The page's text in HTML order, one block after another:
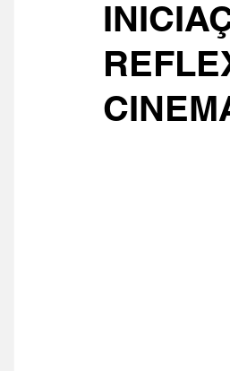
CINECLUBE DAS GAIVOTAS